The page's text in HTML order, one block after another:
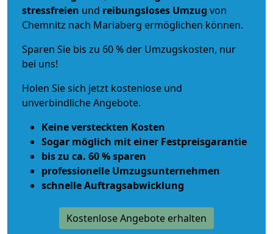
stressfreien und reibungsloses Umzug von
Chemnitz nach Mariaberg ermöglichen können.
Sparen Sie bis zu 60 % der Umzugskosten, nur
bei uns!
Holen Sie sich jetzt kostenlose und
unverbindliche Angebote.
Keine versteckten Kosten
Sogar möglich mit einer Festpreisgarantie
bis zu ca. 60 % sparen
professionelle Umzugsunternehmen
schnelle Auftragsabwicklung
Kostenlose Angebote erhalten